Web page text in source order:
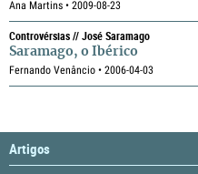
Ana Martins • 2009-08-23
Controvérsias // José Saramago
Saramago, o Ibérico
Fernando Venâncio • 2006-04-03
Artigos